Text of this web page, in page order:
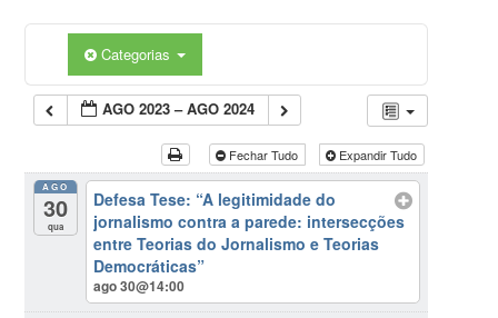
Categorias
AGO 2023 – AGO 2024
Fechar Tudo Expandir Tudo
AGO
30
qua
Defesa Tese: “A legitimidade do
jornalismo contra a parede: intersecções
entre Teorias do Jornalismo e Teorias
Democráticas”
ago 30@14:00